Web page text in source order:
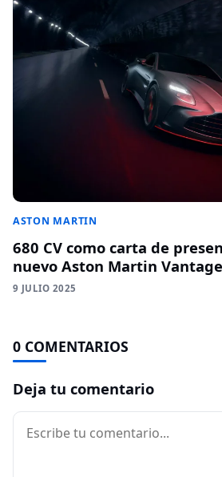
ASTON MARTIN
680 CV como carta de
nuevo Aston Martin
9 JULIO 2025
0 COMENTARIOS
Deja tu comentario
Comentario